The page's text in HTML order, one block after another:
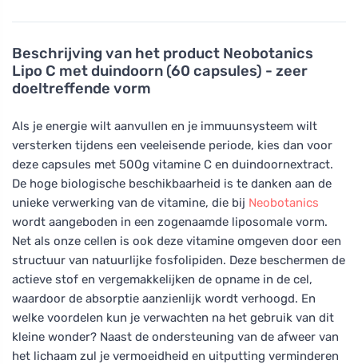
Beschrijving van het product Neobotanics
Lipo C met duindoorn (60 capsules) - zeer
doeltreffende vorm
Als je energie wilt aanvullen en je immuunsysteem wilt
versterken tijdens een veeleisende periode, kies dan voor
deze capsules met 500g vitamine C en duindoornextract.
De hoge biologische beschikbaarheid is te danken aan de
unieke verwerking van de vitamine, die bij Neobotanics
wordt aangeboden in een zogenaamde liposomale vorm.
Net als onze cellen is ook deze vitamine omgeven door een
structuur van natuurlijke fosfolipiden. Deze beschermen de
actieve stof en vergemakkelijken de opname in de cel,
waardoor de absorptie aanzienlijk wordt verhoogd. En
welke voordelen kun je verwachten na het gebruik van dit
kleine wonder? Naast de ondersteuning van de afweer van
het lichaam zul je vermoeidheid en uitputting verminderen